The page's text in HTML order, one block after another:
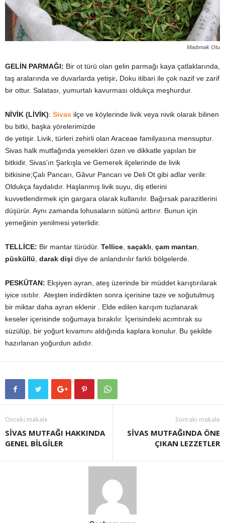
Madımak Otu
GELİN PARMAĞI: Bir ot türü olan gelin parmağı kaya çatlaklarında,
taş aralarında ve duvarlarda yetişir. Doku itibari ile çok nazif ve zarif
bir ottur. Salatası, yumurtalı kavurması oldukça meşhurdur.
NİVİK (LİVİK): Sivas ilçe ve köylerinde livik veya nivik olarak bilinen
bu bitki, başka yörelerimizde
de yetişir. Livik, türleri zehirli olan Araceae familyasına mensuptur.
Sivas halk mutfağında yemekleri özen ve dikkatle yapılan bir
bitkidir. Sivas’ın Şarkışla ve Gemerek ilçelerinde de livik
bitkisine;Çalı Pancarı, Gâvur Pancarı ve Deli Ot gibi adlar verilir.
Oldukça faydalıdır. Haşlanmış livik suyu, diş etlerini
kuvvetlendirmek için gargara olarak kullanılır. Bağırsak parazitlerini
düşürür. Aynı zamanda lohusaların sütünü arttırır. Bunun için
yemeğinin yenilmesi yeterlidir.
TELLİCE: Bir mantar türüdür. Tellice saçaklı çam mantarı
püsküllü darak dişi diye de anlandırılır farklı bölgelerde.
PESKÜTAN: Ekşiyen ayran, ateş üzerinde bir müddet karıştırılarak
iyice ısıtılır. Ateşten indirdikten sonra içerisine taze ve soğutulmuş
bir miktar daha ayran eklenir . Elde edilen karışım tuzlanarak
keseler içerisinde soğumaya bırakılır. İçerisindeki acımtırak su
süzülüp, bir yoğurt kıvamını aldığında kaplara konulur. Bu şekilde
hazırlanan yoğurdun adıdır.
Önceki makale
SİVAS MUTFAĞI HAKKINDA
GENEL BİLGİLER
Sonraki makale
SİVAS MUTFAĞINDA ÖNE
ÇIKAN LEZZETLER